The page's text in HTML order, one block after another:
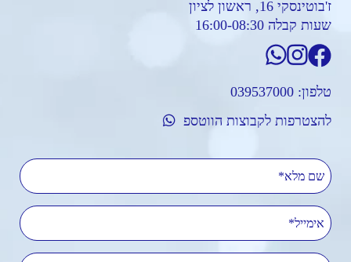
ז'בוטינסקי 16, ראשון לציון
שעות קבלה 16:00-08:30
טלפון: 039537000
להצטרפות לקבוצות הווטספ
שם מלא
אימייל